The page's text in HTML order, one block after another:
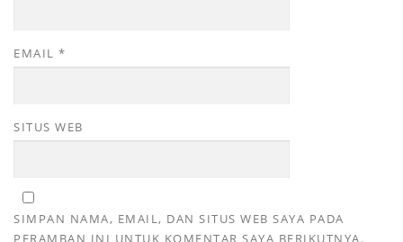
EMAIL *
SITUS WEB
SIMPAN NAMA, EMAIL, DAN SITUS WEB SAYA PADA
PERAMBAN INI UNTUK KOMENTAR SAYA BERIKUTNYA.